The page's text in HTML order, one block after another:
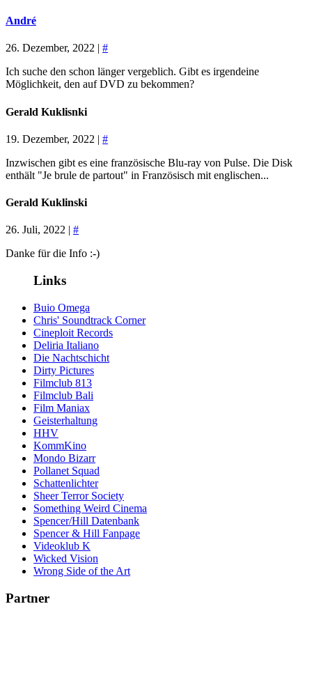
André
26. Dezember, 2022 | #
Ich suche den schon länger vergeblich. Gibt es irgendeine
Möglichkeit, den auf DVD zu bekommen?
Gerald Kuklisnki
19. Dezember, 2022 | #
Inzwischen gibt es eine französische Blu-ray von Pulse. Die Disk
enthält "Je brule de partout" in Französisch mit englischen...
Gerald Kuklinski
26. Juli, 2022 | #
Danke für die Info :-)
Links
Buio Omega
Chris' Soundtrack Corner
Cineploit Records
Deliria Italiano
Die Nachtschicht
Dirty Pictures
Filmclub 813
Filmclub Bali
Film Maniax
Geisterhaltung
HHV
KommKino
Mondo Bizarr
Pollanet Squad
Schattenlichter
Sheer Terror Society
Something Weird Cinema
Spencer/Hill Datenbank
Spencer & Hill Fanpage
Videoklub K
Wicked Vision
Wrong Side of the Art
Partner